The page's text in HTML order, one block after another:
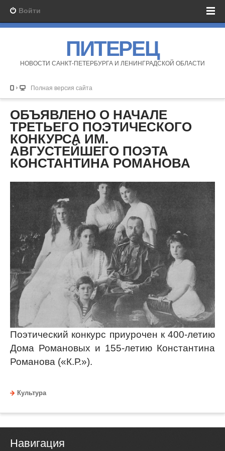
Войти
ПИТЕРЕЦ
НОВОСТИ САНКТ-ПЕТЕРБУРГА И ЛЕНИНГРАДСКОЙ ОБЛАСТИ
Полная версия сайта
ОБЪЯВЛЕНО О НАЧАЛЕ
ТРЕТЬЕГО ПОЭТИЧЕСКОГО
КОНКУРСА ИМ.
АВГУСТЕЙШЕГО ПОЭТА
КОНСТАНТИНА РОМАНОВА
Поэтический конкурс приурочен к 400-летию
Дома Романовых и 155-летию Константина
Романова («К.Р.»).
Культура
Навигация